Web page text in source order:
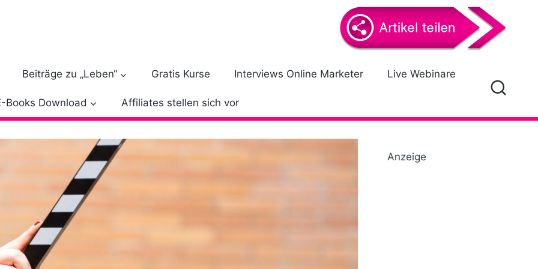
Beiträge zu „Leben“ Gratis Kurse Interviews Online Marketer Live Webinare
Books Download Affiliates stellen sich vor
Anzeige